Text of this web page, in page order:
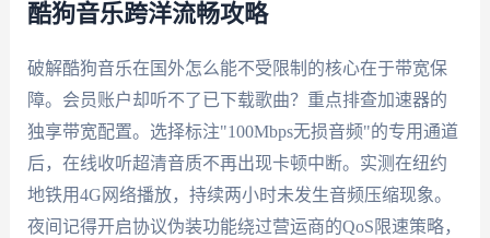
酷狗音乐跨洋流畅攻略
破解酷狗音乐在国外怎么能不受限制的核心在于带宽保
障。会员账户却听不了已下载歌曲？重点排查加速器的
独享带宽配置。选择标注"100Mbps无损音频"的专用通道
后，在线收听超清音质不再出现卡顿中断。实测在纽约
地铁用4G网络播放，持续两小时未发生音频压缩现象。
夜间记得开启协议伪装功能绕过营运商的QoS限速策略，